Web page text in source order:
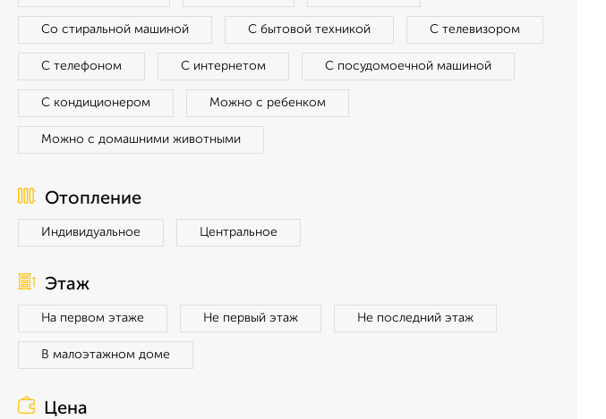
Со стиральной машиной С бытовой техникой С телевизором
С телефоном С интернетом С посудомоечной машиной
С кондиционером Можно с ребенком
Можно с домашними животными
Отопление
Индивидуальное Центральное
Этаж
На первом этаже Не первый этаж Не последний этаж
В малоэтажном доме
Цена